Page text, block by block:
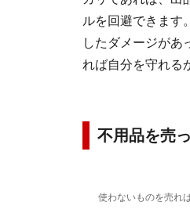
ルを回避できます
したダメージがあ
れば自分を守れる
不用品を売
使わないものを売れ